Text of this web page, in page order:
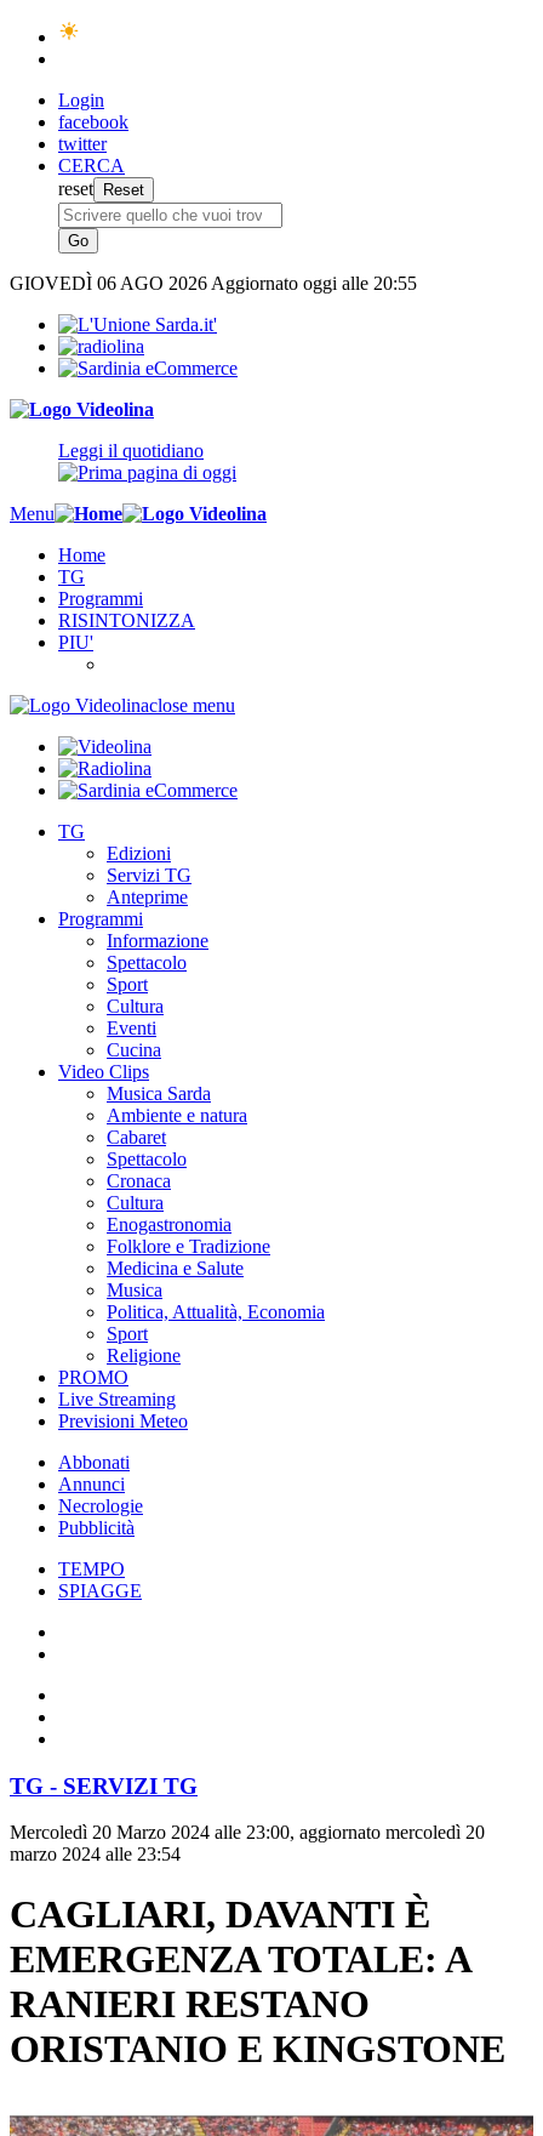
Login
facebook
twitter
CERCA
reset
GIOVEDÌ 06 AGO 2026 Aggiornato oggi alle 20:55
Leggi il quotidiano
Menu
Home
TG
Programmi
RISINTONIZZA
PIU'
close menu
TG
Edizioni
Servizi TG
Anteprime
Programmi
Informazione
Spettacolo
Sport
Cultura
Eventi
Cucina
Video Clips
Musica Sarda
Ambiente e natura
Cabaret
Spettacolo
Cronaca
Cultura
Enogastronomia
Folklore e Tradizione
Medicina e Salute
Musica
Politica, Attualità, Economia
Sport
Religione
PROMO
Live Streaming
Previsioni Meteo
Abbonati
Annunci
Necrologie
Pubblicità
TEMPO
SPIAGGE
TG - SERVIZI TG
Mercoledì 20 Marzo 2024 alle 23:00, aggiornato mercoledì 20
marzo 2024 alle 23:54
CAGLIARI, DAVANTI È
EMERGENZA TOTALE: A
RANIERI RESTANO
ORISTANIO E KINGSTONE